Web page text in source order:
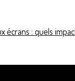
écrans : quels